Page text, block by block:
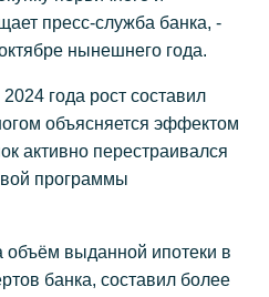
пресс-служба банка, -
нынешнего года.
года рост составил
объясняется эффектом
активно перестраивался
программы
объём выданной ипотеки в
банка, составил более